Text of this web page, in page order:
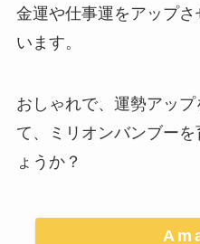
金運や仕事運をアップ
います。
おしゃれで、運勢アッ
て、ミリオンバンブー
ょうか？